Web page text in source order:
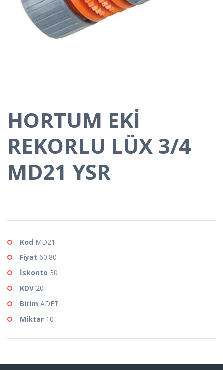
HORTUM EKİ
REKORLU LÜX 3/4
MD21 YSR
Kod MD21
Fiyat 60.80
İskonto 30
KDV 20
Birim ADET
Miktar 10